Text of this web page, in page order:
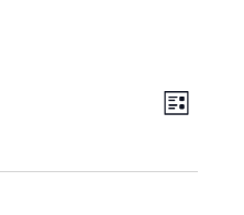
Viste
Evento
Viste
Elenco